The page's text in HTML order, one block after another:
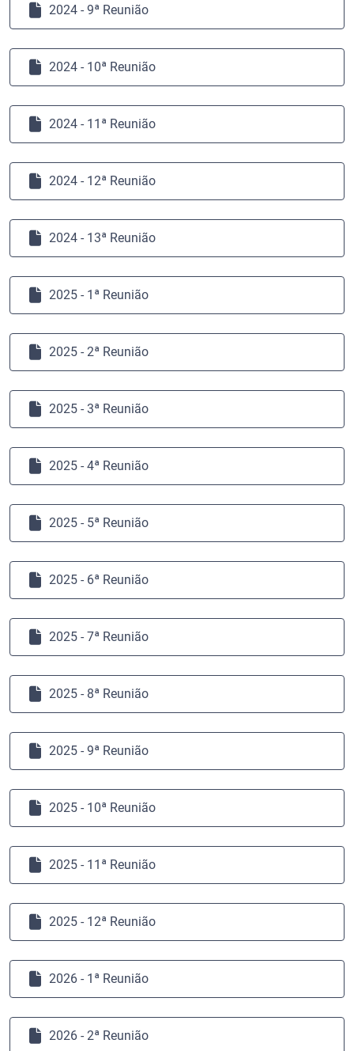
2024 - 9ª Reunião
2024 - 10ª Reunião
2024 - 11ª Reunião
2024 - 12ª Reunião
2024 - 13ª Reunião
2025 - 1ª Reunião
2025 - 2ª Reunião
2025 - 3ª Reunião
2025 - 4ª Reunião
2025 - 5ª Reunião
2025 - 6ª Reunião
2025 - 7ª Reunião
2025 - 8ª Reunião
2025 - 9ª Reunião
2025 - 10ª Reunião
2025 - 11ª Reunião
2025 - 12ª Reunião
2026 - 1ª Reunião
2026 - 2ª Reunião